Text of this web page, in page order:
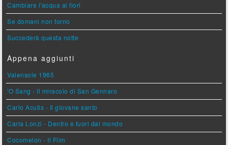
Cambiare l'acqua ai fiori
Se domani non torno
Succederà questa notte
Appena aggiunti
Valensole 1965
'O Sang - Il miracolo di San Gennaro
Carlo Acutis - Il giovane santo
Carla Lonzi - Dentro e fuori dal mondo
Cocomelon - Il Film